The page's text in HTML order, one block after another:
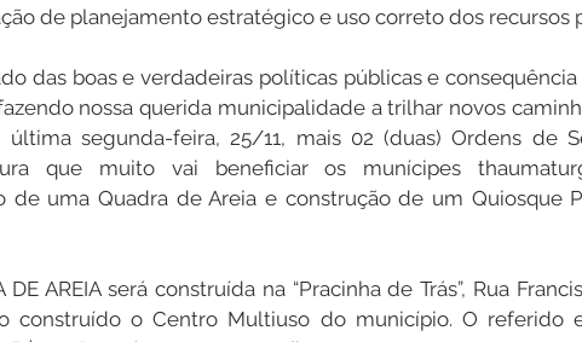
de planejamento estratégico e uso correto dos recursos
das boas e verdadeiras políticas públicas e
nossa querida municipalidade a trilhar novos
última segunda-feira, 25/11, mais 02 (duas) Ordens de
que muito vai beneficiar os munícipes
de uma Quadra de Areia e construção de um Quiosque
DE AREIA será construída na “Pracinha de Trás”, Rua
construído o Centro Multiuso do município. O referido